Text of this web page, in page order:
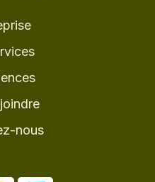
nous